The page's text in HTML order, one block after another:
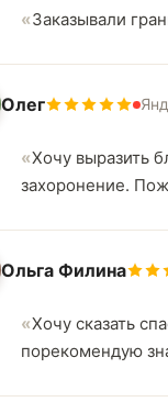
Заказывали
Олег
Хочу выразить
захоронение.
Ольга Филина
Хочу сказать
порекомендую